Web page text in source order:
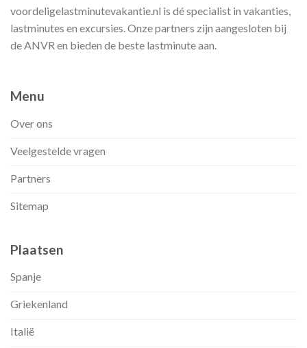
voordeligelastminutevakantie.nl is dé specialist in vakanties,
lastminutes en excursies. Onze partners zijn aangesloten bij
de ANVR en bieden de beste lastminute aan.
Menu
Over ons
Veelgestelde vragen
Partners
Sitemap
Plaatsen
Spanje
Griekenland
Italië